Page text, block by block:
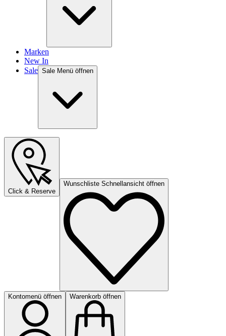
Marken
New In
Sale Sale Menü öffnen
Click & Reserve
Wunschliste Schnellansicht öffnen
Kontomenü öffnen Warenkorb öffnen